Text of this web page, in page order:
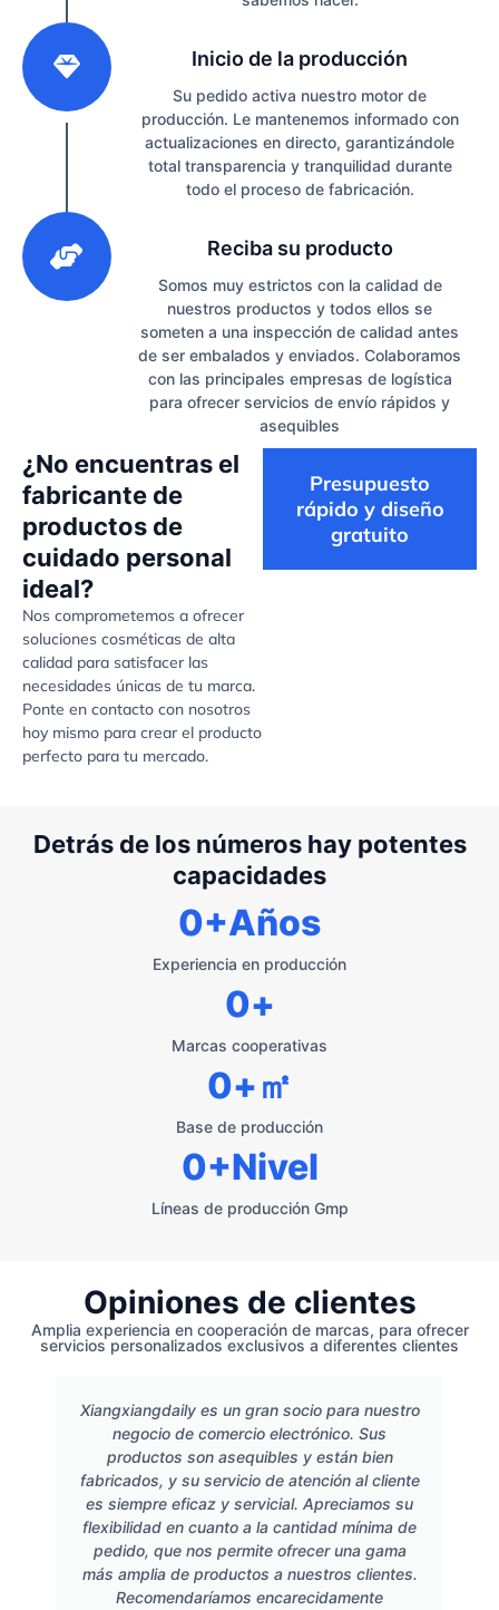
Inicio de la producción
Su pedido activa nuestro motor de
producción. Le mantenemos informado con
actualizaciones en directo, garantizándole
total transparencia y tranquilidad durante
todo el proceso de fabricación.
Reciba su producto
Somos muy estrictos con la calidad de
nuestros productos y todos ellos se
someten a una inspección de calidad antes
de ser embalados y enviados. Colaboramos
con las principales empresas de logística
para ofrecer servicios de envío rápidos y
asequibles
¿No encuentras el
fabricante de
productos de
cuidado personal
ideal?
Nos comprometemos a ofrecer
soluciones cosméticas de alta
calidad para satisfacer las
necesidades únicas de tu marca.
Ponte en contacto con nosotros
hoy mismo para crear el producto
perfecto para tu mercado.
Presupuesto
rápido y diseño
gratuito
Detrás de los números hay potentes
capacidades
Experiencia en producción
0+Años
Marcas cooperativas
0+
Base de producción
0+㎡
Líneas de producción Gmp
0+Nivel
Opiniones de clientes
Amplia experiencia en cooperación de marcas, para ofrecer
servicios personalizados exclusivos a diferentes clientes
Xiangxiangdaily es un gran socio para nuestro
negocio de comercio electrónico. Sus
productos son asequibles y están bien
fabricados, y su servicio de atención al cliente
es siempre eficaz y servicial. Apreciamos su
flexibilidad en cuanto a la cantidad mínima de
pedido, que nos permite ofrecer una gama
más amplia de productos a nuestros clientes.
Recomendaríamos encarecidamente